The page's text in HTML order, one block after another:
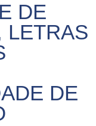
DE
LETRAS
DE